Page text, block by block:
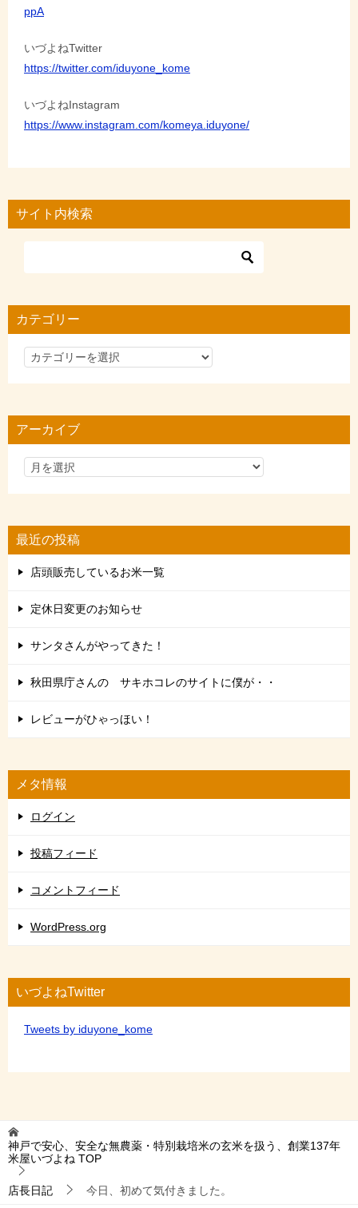
ppA
いづよねTwitter
https://twitter.com/iduyone_kome
いづよねInstagram
https://www.instagram.com/komeya.iduyone/
サイト内検索
カテゴリー
カ
リ
アーカイブ
最近の投稿
店頭販売しているお米一覧
定休日変更のお知らせ
サンタさんがやってきた！
秋田県庁さんの サキホコレのサイトに僕が・・
レビューがひゃっほい！
メタ情報
ログイン
投稿フィード
コメントフィード
WordPress.org
いづよねTwitter
Tweets by iduyone_kome
神戸で安心、安全な無農薬・特別栽培米の玄米を扱う、創業137年
米屋いづよね TOP
店長日記 今日、初めて気付きました。